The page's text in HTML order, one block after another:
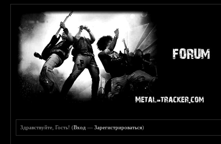
Здравствуйте, Гость! (Вход —Зарегистрироваться)